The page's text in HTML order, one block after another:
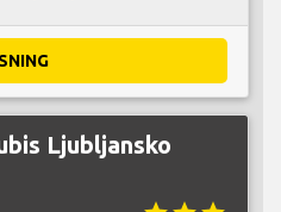
Ljubljansko